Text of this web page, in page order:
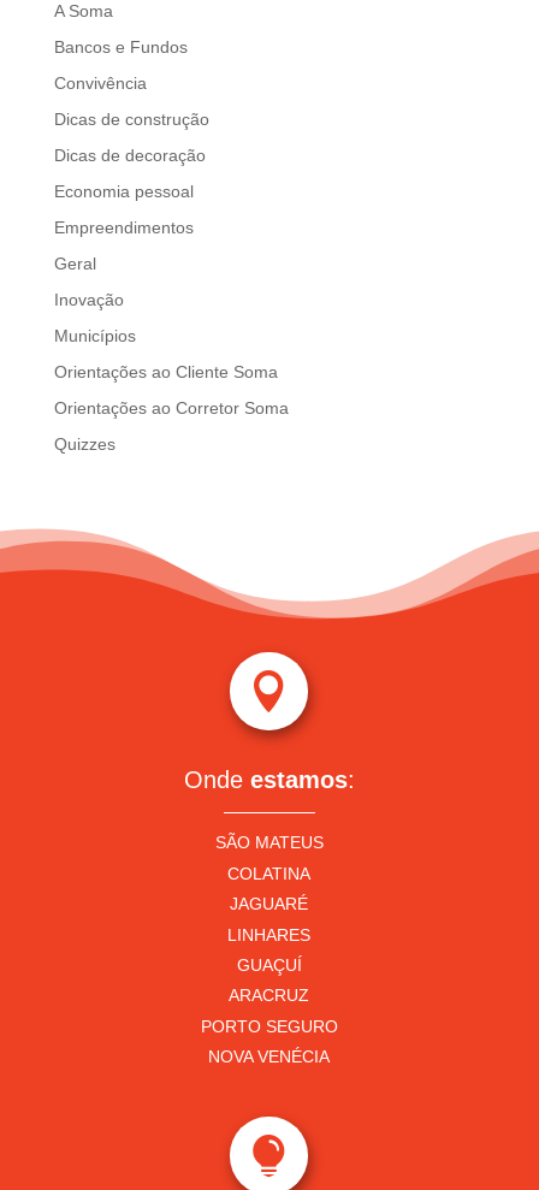
A Soma
Bancos e Fundos
Convivência
Dicas de construção
Dicas de decoração
Economia pessoal
Empreendimentos
Geral
Inovação
Municípios
Orientações ao Cliente Soma
Orientações ao Corretor Soma
Quizzes

Onde estamos:
SÃO MATEUS
COLATINA
JAGUARÉ
LINHARES
GUAÇUÍ
ARACRUZ
PORTO SEGURO
NOVA VENÉCIA
